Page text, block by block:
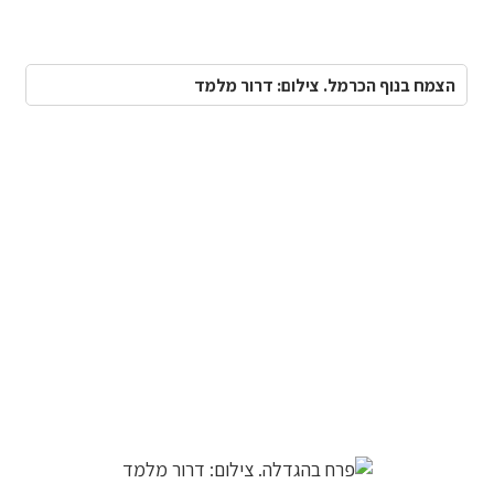
הצמח בנוף הכרמל. צילום: דרור מלמד